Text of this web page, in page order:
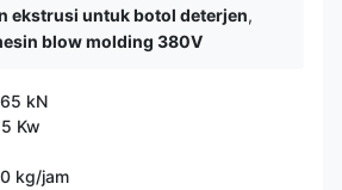
ekstrusi untuk botol deterjen,
blow molding 380V
kN
Kw
kg/jam